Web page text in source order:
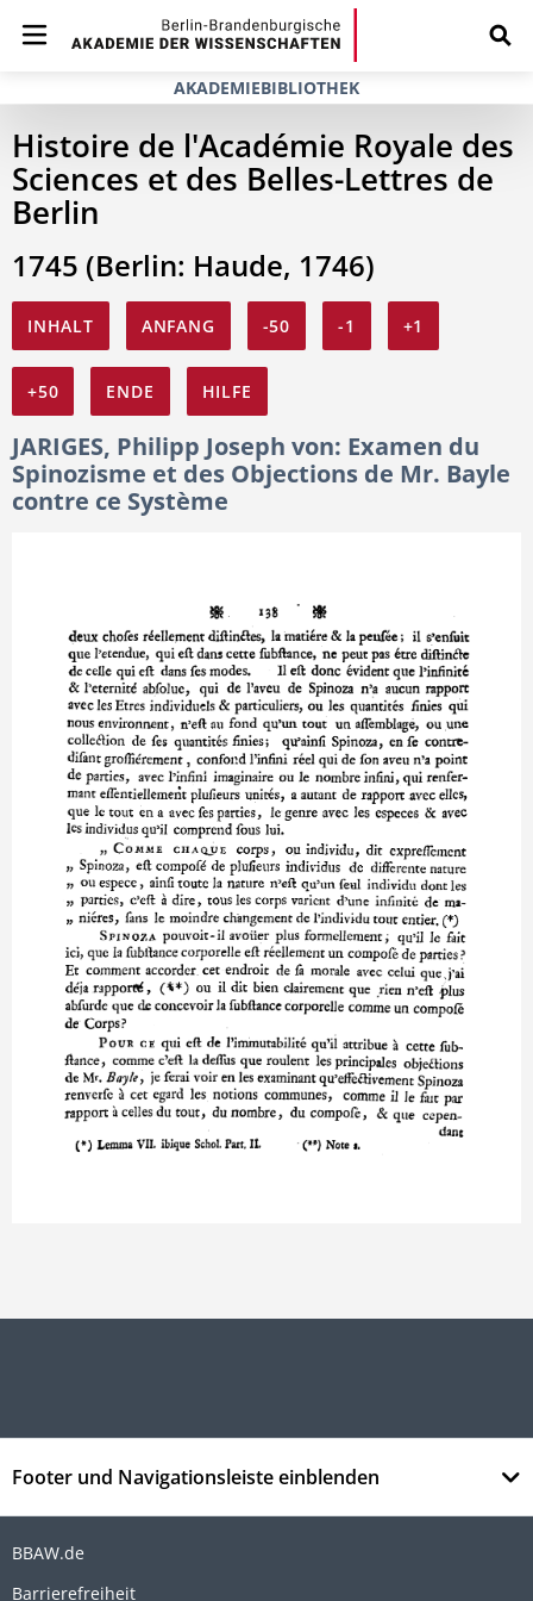
AKADEMIEBIBLIOTHEK
Histoire de l'Académie Royale des
Sciences et des Belles-Lettres de
Berlin
1745 (Berlin: Haude, 1746)
INHALT ANFANG -50 -1 +1
+50 ENDE HILFE
JARIGES, Philipp Joseph von: Examen du
Spinozisme et des Objections de Mr. Bayle
contre ce Système
Footer und Navigationsleiste einblenden
BBAW.de
Barrierefreiheit